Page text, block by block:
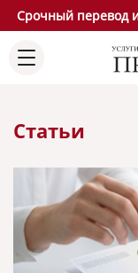
Срочный перевод
Статьи